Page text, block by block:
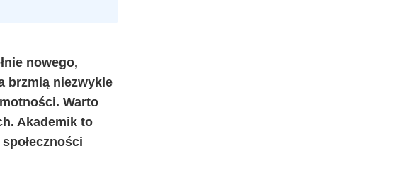
nowego,
brzmią niezwykle
Warto
Akademik to